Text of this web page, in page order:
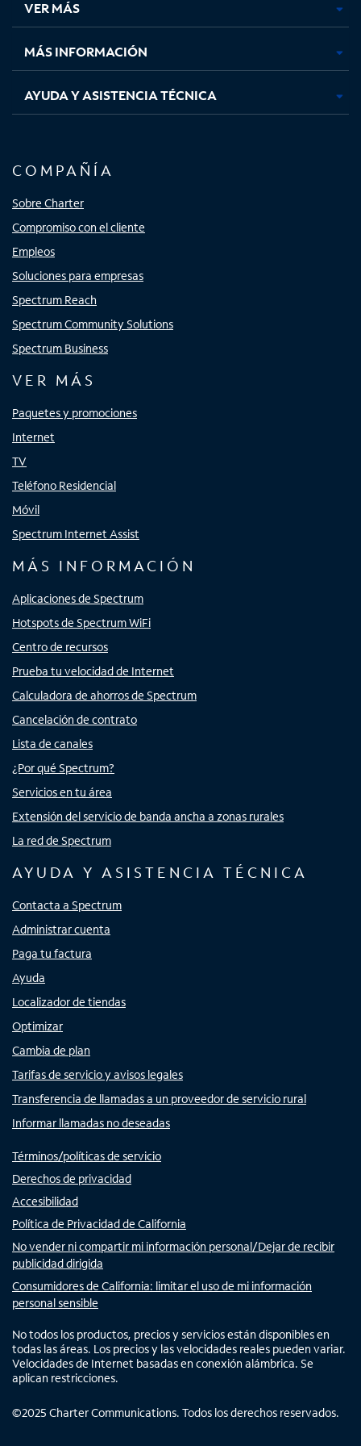
pestaña
nueva
pestaña
nueva
pestaña
nuevanueva
VER MÁS
MÁS INFORMACIÓN
AYUDA Y ASISTENCIA TÉCNICA
COMPAÑÍA
Sobre Charter
Compromiso con el cliente
Empleos
Soluciones para empresas
Spectrum Reach
Spectrum Community Solutions
Spectrum Business
VER MÁS
Paquetes y promociones
Internet
TV
Teléfono Residencial
Móvil
Spectrum Internet Assist
MÁS INFORMACIÓN
Aplicaciones de Spectrum
Hotspots de Spectrum WiFi
Centro de recursos
Prueba tu velocidad de Internet
Calculadora de ahorros de Spectrum
Cancelación de contrato
Lista de canales
¿Por qué Spectrum?
Servicios en tu área
Extensión del servicio de banda ancha a zonas rurales
La red de Spectrum
AYUDA Y ASISTENCIA TÉCNICA
Contacta a Spectrum
Administrar cuenta
Paga tu factura
Ayuda
Localizador de tiendas
Optimizar
Cambia de plan
Tarifas de servicio y avisos legales
Transferencia de llamadas a un proveedor de servicio rural
Informar llamadas no deseadas
Términos/políticas de servicio
Derechos de privacidad
Accesibilidad
Política de Privacidad de California
No vender ni compartir mi información personal/Dejar de recibir
publicidad dirigida
Consumidores de California: limitar el uso de mi información
personal sensible
No todos los productos, precios y servicios están disponibles en
todas las áreas. Los precios y las velocidades reales pueden variar.
Velocidades de Internet basadas en conexión alámbrica. Se
aplican restricciones.
©2025 Charter Communications. Todos los derechos reservados.